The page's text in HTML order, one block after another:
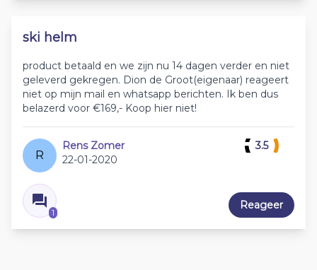
ski helm
product betaald en we zijn nu 14 dagen verder en niet
geleverd gekregen. Dion de Groot(eigenaar) reageert
niet op mijn mail en whatsapp berichten. Ik ben dus
belazerd voor €169,- Koop hier niet!
R
Rens Zomer
22-01-2020
1
3.5
Reageer